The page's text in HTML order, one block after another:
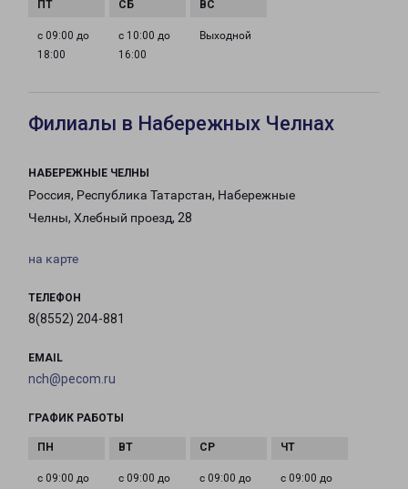
с 09:00 до
18:00
с 10:00 до
16:00
Выходной
Филиалы в Набережных Челнах
НАБЕРЕЖНЫЕ ЧЕЛНЫ
Россия, Республика Татарстан, Набережные
Челны, Хлебный проезд, 28
на карте
ТЕЛЕФОН
8(8552) 204-881
EMAIL
nch@pecom.ru
ГРАФИК РАБОТЫ
с 09:00 до с 09:00 до с 09:00 до с 09:00 до